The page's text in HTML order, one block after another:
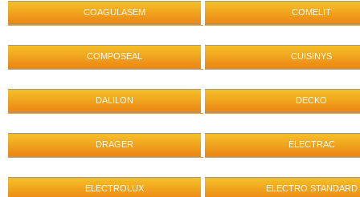
COAGULASEM COMELIT
COMPOSEAL CUISINYS
DALILON DECKO
DRAGER ELECTRAC
ELECTROLUX ELECTRO STANDARD